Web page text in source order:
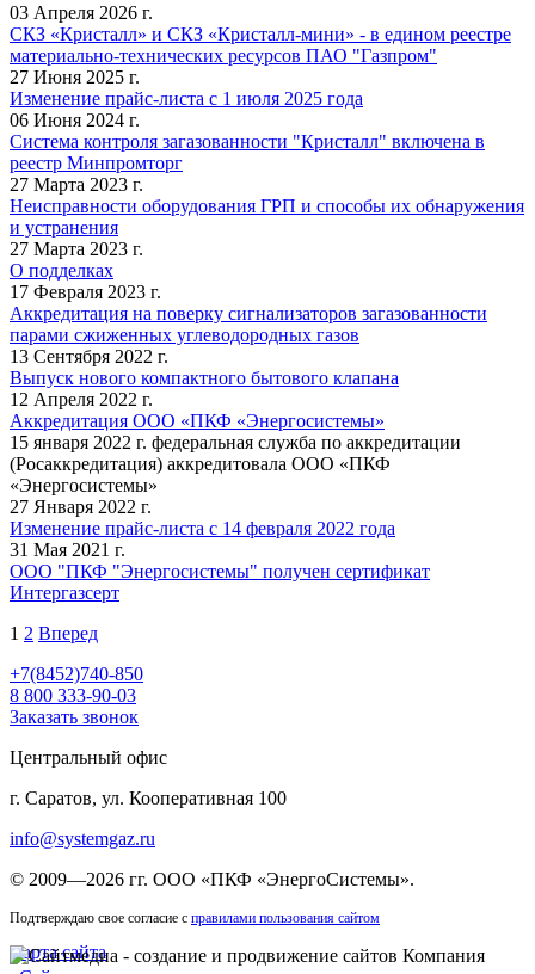
03 Апреля 2026 г.
СКЗ «Кристалл» и СКЗ «Кристалл-мини» - в едином реестре
материально-технических ресурсов ПАО "Газпром"
27 Июня 2025 г.
Изменение прайс-листа с 1 июля 2025 года
06 Июня 2024 г.
Система контроля загазованности "Кристалл" включена в
реестр Минпромторг
27 Марта 2023 г.
Неисправности оборудования ГРП и способы их обнаружения
и устранения
27 Марта 2023 г.
О подделках
17 Февраля 2023 г.
Аккредитация на поверку сигнализаторов загазованности
парами сжиженных углеводородных газов
13 Сентября 2022 г.
Выпуск нового компактного бытового клапана
12 Апреля 2022 г.
Аккредитация ООО «ПКФ «Энергосистемы»
15 января 2022 г. федеральная служба по аккредитации
(Росаккредитация) аккредитовала ООО «ПКФ
«Энергосистемы»
27 Января 2022 г.
Изменение прайс-листа с 14 февраля 2022 года
31 Мая 2021 г.
ООО "ПКФ "Энергосистемы" получен сертификат
Интергазсерт
1 2 Вперед
+7(8452)740-850
8 800 333-90-03
Заказать звонок
Центральный офис
г. Саратов, ул. Кооперативная 100
info@systemgaz.ru
© 2009—2026 гг. ООО «ПКФ «ЭнергоСистемы».
Подтверждаю свое согласие с правилами пользования сайтом
Карта сайта
Компания